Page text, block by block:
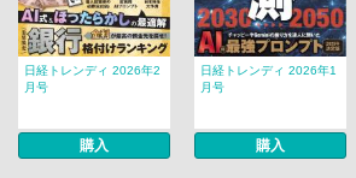
日経トレンディ 2026年2
月号
購入
日経トレンディ 2026年1
月号
購入